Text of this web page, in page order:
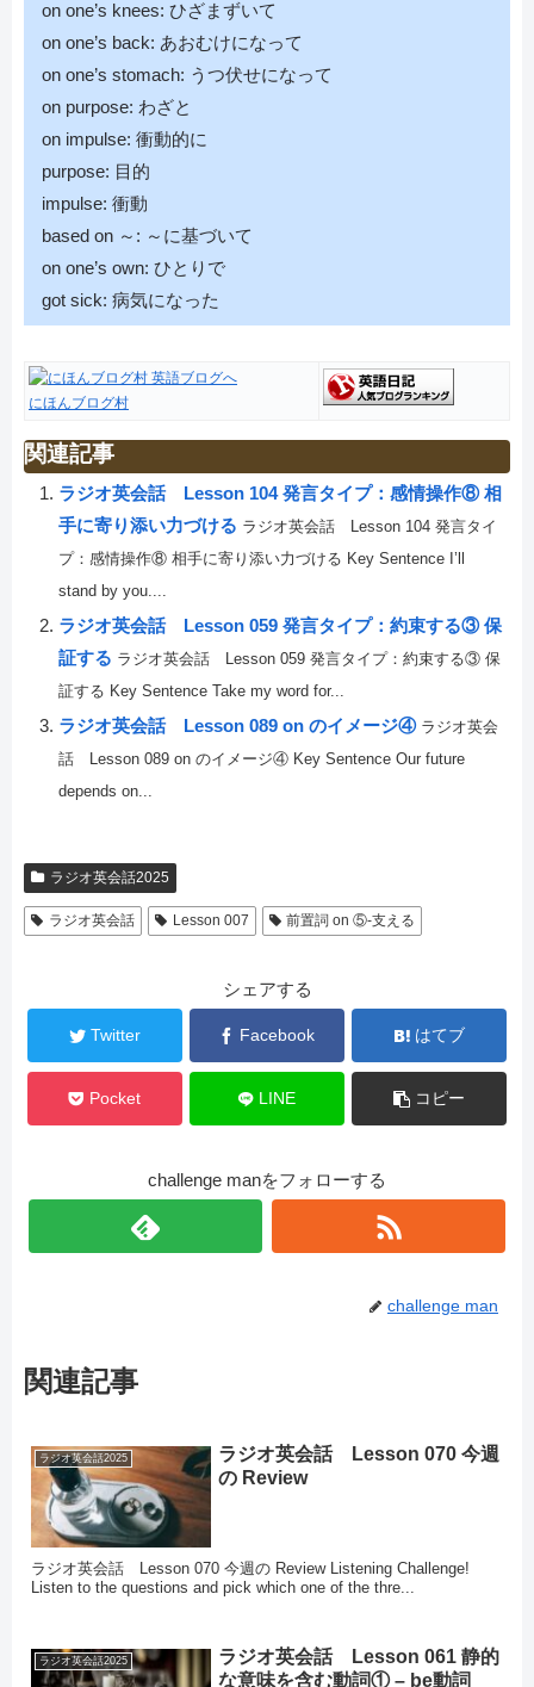
on one’s knees: ひざまずいて
on one’s back: あおむけになって
on one’s stomach: うつ伏せになって
on purpose: わざと
on impulse: 衝動的に
purpose: 目的
impulse: 衝動
based on ～: ～に基づいて
on one’s own: ひとりで
got sick: 病気になった
にほんブログ村
関連記事
ラジオ英会話 Lesson 104 発言タイプ：感情操作⑧ 相
手に寄り添い力づける ラジオ英会話 Lesson 104 発言タイ
プ：感情操作⑧ 相手に寄り添い力づける Key Sentence I’ll
stand by you....
ラジオ英会話 Lesson 059 発言タイプ：約束する③ 保
証する ラジオ英会話 Lesson 059 発言タイプ：約束する③ 保
証する Key Sentence Take my word for...
ラジオ英会話 Lesson 089 on のイメージ④ ラジオ英会
話 Lesson 089 on のイメージ④ Key Sentence Our future
depends on...
ラジオ英会話2025
ラジオ英会話 Lesson 007 前置詞 on ⑤-支える
シェアする
Twitter Facebook はてブ
Pocket LINE コピー
challenge manをフォローする
challenge man
関連記事
ラジオ英会話2025
ラジオ英会話 Lesson 070 今週
の Review
ラジオ英会話 Lesson 070 今週の Review Listening Challenge!
Listen to the questions and pick which one of the thre...
ラジオ英会話2025
ラジオ英会話 Lesson 061 静的
な意味を含む動詞① – be動詞